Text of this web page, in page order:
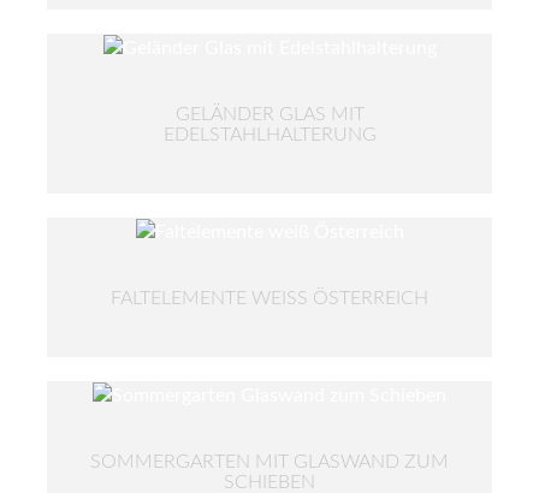
GELÄNDER GLAS MIT
EDELSTAHLHALTERUNG
FALTELEMENTE WEISS ÖSTERREICH
SOMMERGARTEN MIT GLASWAND ZUM
SCHIEBEN